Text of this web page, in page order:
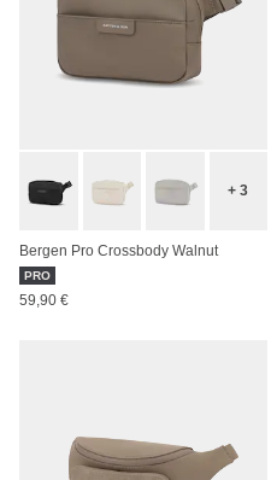
+ 3
Bergen Pro Crossbody Walnut
PRO
59,90 €